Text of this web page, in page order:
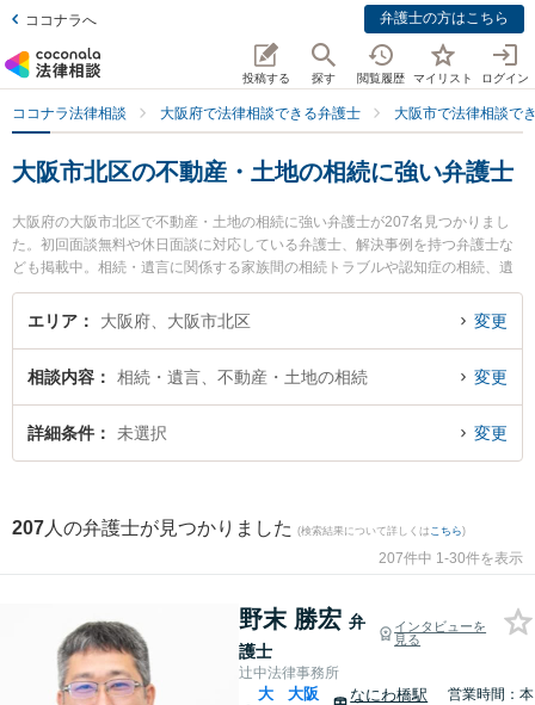
ココナラへ 弁護士の方はこちら
投稿する 探す 閲覧履歴 マイリスト ログイン
ココナラ法律相談 大阪府で法律相談できる弁護士 大阪市で法律相談で
大阪市北区の不動産・土地の相続に強い弁護士
大阪府の大阪市北区で不動産・土地の相続に強い弁護士が207名見つかりまし
た。初回面談無料や休日面談に対応している弁護士、解決事例を持つ弁護士な
ども掲載中。相続・遺言に関係する家族間の相続トラブルや認知症の相続、遺
産分割等の細かな分野での絞り込み検索もでき便利です。特に辻中法律事務所
の野末 勝宏弁護士ややくも総合法律事務所の梶谷 拓郎弁護士、小西法律事務所
今すぐに弁護士に相談したい』『不動産・土地の相続のトラブル解決の実績豊
富な近くの弁護士を検索したい』『初回相談無料で不動産・土地の相続を法律
相談できる大阪市北区内の弁護士に相談予約したい』などでお困りの相談者さ
エリア 大阪府、大阪市北区 変更
相談内容 相続・遺言、不動産・土地の相続 変更
詳細条件 未選択 変更
207 人の弁護士が見つかりました (検索結果について詳しくは こちら)
207件中 1-30件を表示
野末 勝宏 弁
護士
インタビューを
見る
辻中法律事務所
大
大阪
なにわ橋駅
営業時間：本